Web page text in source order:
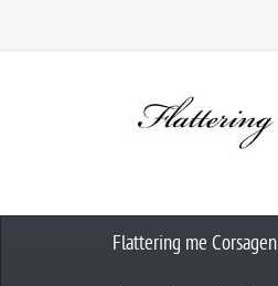
Flattering me Corsagen